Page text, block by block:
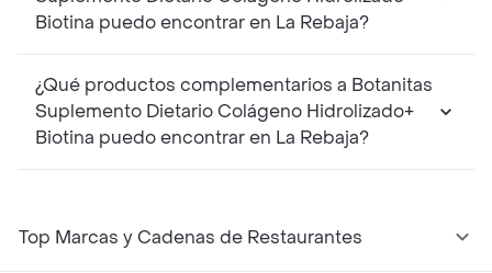
Biotina puedo encontrar en La Rebaja?
¿Qué productos complementarios a Botanitas
Suplemento Dietario Colágeno Hidrolizado+
Biotina puedo encontrar en La Rebaja?
Top Marcas y Cadenas de Restaurantes